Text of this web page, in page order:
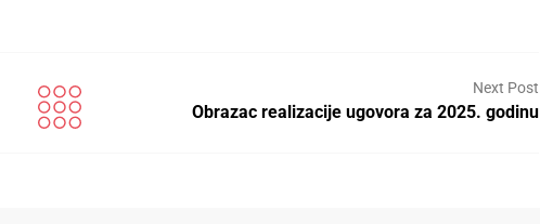
Next Post
Obrazac realizacije ugovora za 2025. godinu